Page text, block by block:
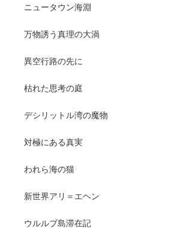
ニュータウン海淵
万物誘う真理の大渦
異空行路の先に
枯れた思考の庭
デシリットル湾の魔物
対極にある真実
われら海の猫
新世界アリ＝エヘン
ウルルブ島滞在記